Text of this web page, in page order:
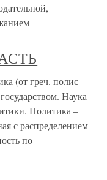
(от греч. полис –
Наука
Политика –
с распределением
по